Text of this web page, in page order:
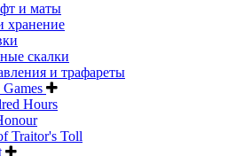
и маты
хранение
скалки
и трафареты
Hours
Traitor's Toll